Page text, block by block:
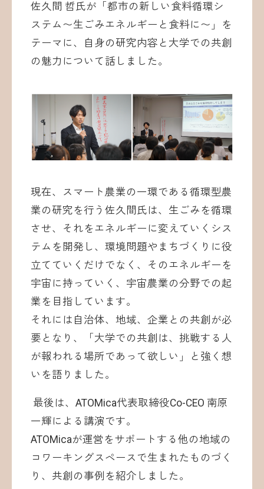
佐久間 哲氏が「都市の新しい食料循環シ
ステム〜生ごみエネルギーと食料に〜」を
テーマに、自身の研究内容と大学での共創
の魅力について話しました。
現在、スマート農業の一環である循環型農
業の研究を行う佐久間氏は、生ごみを循環
させ、それをエネルギーに変えていくシス
テムを開発し、環境問題やまちづくりに役
立てていくだけでなく、そのエネルギーを
宇宙に持っていく、宇宙農業の分野での起
業を目指しています。
それには自治体、地域、企業との共創が必
要となり、「大学での共創は、挑戦する人
が報われる場所であって欲しい」と強く想
いを語りました。
最後は、ATOMica代表取締役Co-CEO 南原
一輝による講演です。
ATOMicaが運営をサポートする他の地域の
コワーキングスペースで生まれたものづく
り、共創の事例を紹介しました。